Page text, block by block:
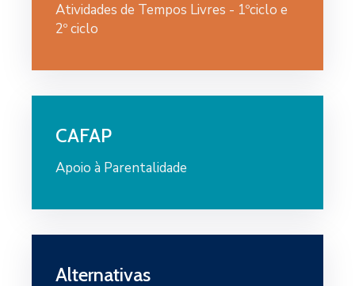
Atividades de Tempos Livres - 1ºciclo e
2º ciclo
CAFAP
Apoio à Parentalidade
Alternativas